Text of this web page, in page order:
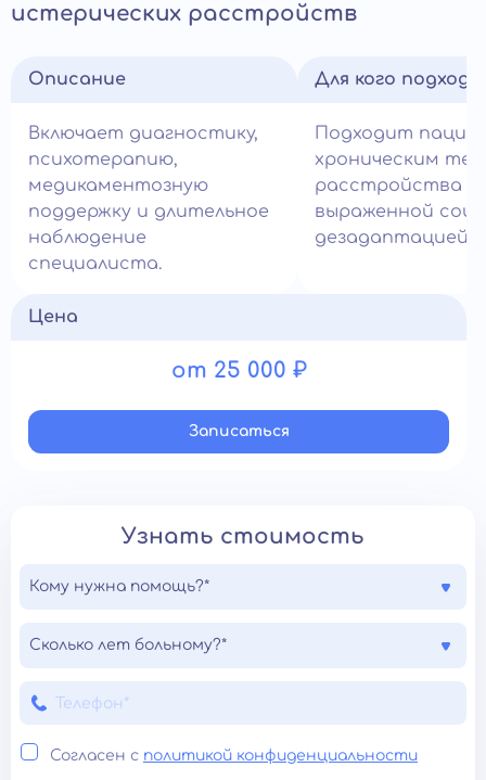
истерических расстройств
Описание
Включает диагностику,
психотерапию,
медикаментозную
поддержку и длительное
наблюдение
специалиста.
Для кого
Подходит
хроническим
расстройства и
выраженной
дезадаптацией.
Цена
от 25 000 ₽
Записатьcя
Узнать стоимость
Кому нужна помощь?*
Сколько лет больному?*
Согласен с политикой конфиденциальности